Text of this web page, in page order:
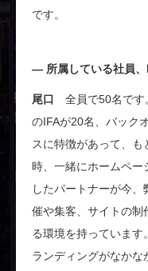
です。
所属している社員、
尾口
全員で50名で
のIFAが20名、バック
スに特徴があって、も
時、一緒にホームペー
したパートナーが今
催や集客、サイトの制
る環境を持っていま
ランディングがなか